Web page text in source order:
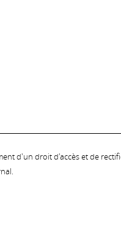
d'un droit d'accès et de